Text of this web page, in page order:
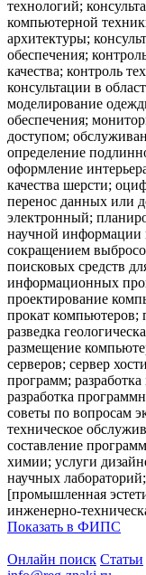
технологий;
компьютерной
архитектуры;
обеспечения;
качества; контроль
консультации в
моделирование
обеспечения;
доступом;
определение
оформление
качества шерсти;
перенос данных или
электронный;
научной информации
сокращением
поисковых средств
информационных
проектирование
прокат компьютеров;
разведка
размещение
серверов; сервер
программ; разработка
разработка
советы по вопросам
техническое
составление
химии; услуги
научных
[промышленная
инженерно-
Показать в ФИПС
Онлайн поиск Статьи